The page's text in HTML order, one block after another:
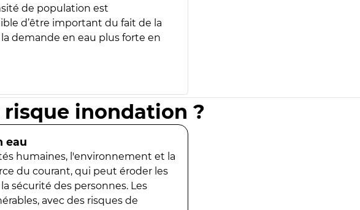
de population est
d’être important du fait de la
demande en eau plus forte en
inondation ?
eau
humaines, l'environnement et la
du courant, qui peut éroder les
sécurité des personnes. Les
avec des risques de